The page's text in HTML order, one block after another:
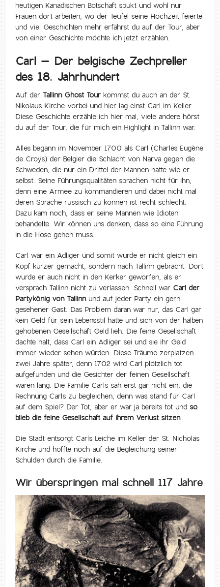
heutigen Kanadischen Botschaft spukt und wohl nur
Frauen dort arbeiten, wo der Teufel seine Hochzeit feierte
und viel Geschichten mehr erfährst du auf der Tour, aber
von einer Geschichte möchte ich jetzt erzählen.
Carl – Der belgische Zechpreller
des 18. Jahrhundert
Auf der Tallinn Ghost Tour kommst du auch an der St.
Nikolaus Kirche vorbei und hier lag einst Carl im Keller.
Diese Geschichte erzähle ich hier mal, viele andere hörst
du auf der Tour, die für mich ein Highlight in Tallinn war.
Alles begann im November 1700 als Carl (Charles Eugène
de Croÿs) der Belgier die Schlacht von Narva gegen die
Schweden, die nur ein Drittel der Mannen hatte wie er
selbst. Seine Führungsqualitäten sprachen nicht für ihn,
denn eine Armee zu kommandieren und dabei nicht mal
deren Sprache russisch zu können ist recht schlecht.
Dazu kam noch, dass er seine Mannen wie Idioten
behandelte. Wir können uns denken, dass so eine Führung
in die Hose gehen muss.
Carl war ein Adliger und somit wurde er nicht gleich ein
Kopf kürzer gemacht, sondern nach Tallinn gebracht. Dort
wurde er auch nicht in den Kerker geworfen, als er
versprach Tallinn nicht zu verlassen. Schnell war Carl der
Partykönig von Tallinnund auf jeder Party ein gern
gesehener Gast. Das Problem daran war nur, das Carl gar
kein Geld für sein Lebensstil hatte und sich von der halben
gehobenen Gesellschaft Geld lieh. Die feine Gesellschaft
dachte halt, dass Carl ein Adliger sei und sie ihr Geld
immer wieder sehen würden. Diese Träume zerplatzen
zwei Jahre später, denn 1702 wird Carl plötzlich tot
aufgefunden und die Gesichter der feinen Gesellschaft
waren lang. Die Familie Carls sah erst gar nicht ein, die
Rechnung Carls zu begleichen, denn was stand für Carl
auf dem Spiel? Der Tot, aber er war ja bereits tot und so
blieb die feine Gesellschaft auf ihrem Verlust sitzen.
Die Stadt entsorgt Carls Leiche im Keller der St. Nicholas
Kirche und hoffte noch auf die Begleichung seiner
Schulden durch die Familie.
Wir überspringen mal schnell 117 Jahre